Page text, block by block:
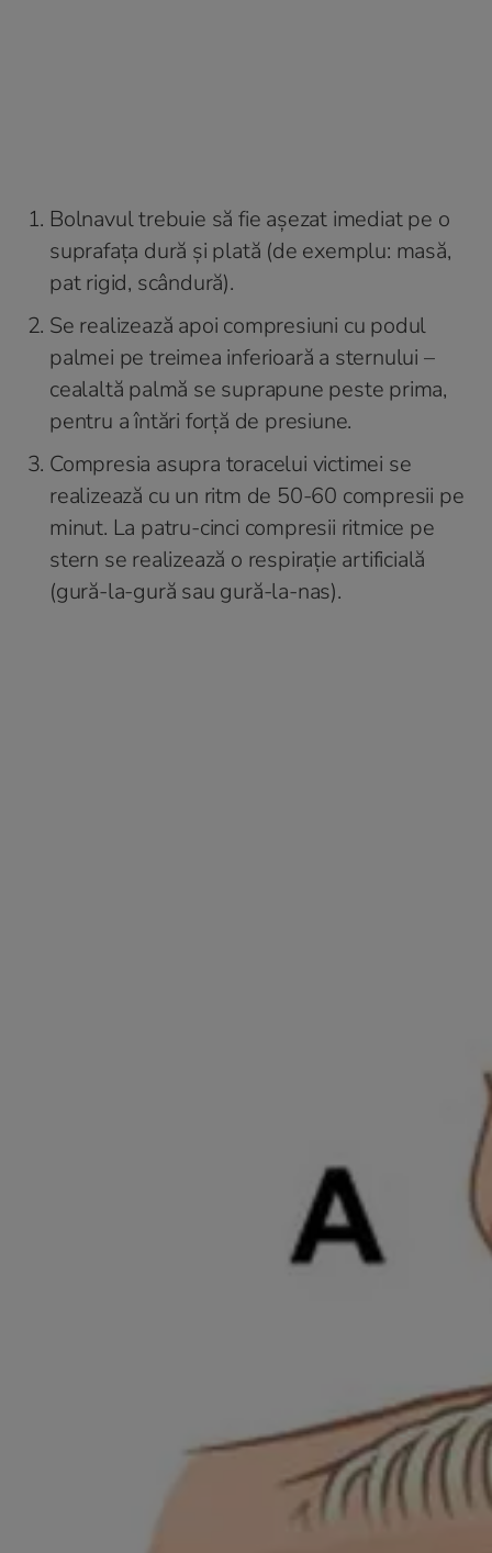
Bolnavul trebuie să fie așezat imediat pe o
suprafața dură și plată (de exemplu: masă,
pat rigid, scândură).
Se realizează apoi compresiuni cu podul
palmei pe treimea inferioară a sternului –
cealaltă palmă se suprapune peste prima,
pentru a întări forță de presiune.
Compresia asupra toracelui victimei se
realizează cu un ritm de 50-60 compresii pe
minut. La patru-cinci compresii ritmice pe
stern se realizează o respirație artificială
(gură-la-gură sau gură-la-nas).